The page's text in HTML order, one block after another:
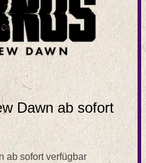
Dawn ab sofort
ab sofort verfügbar